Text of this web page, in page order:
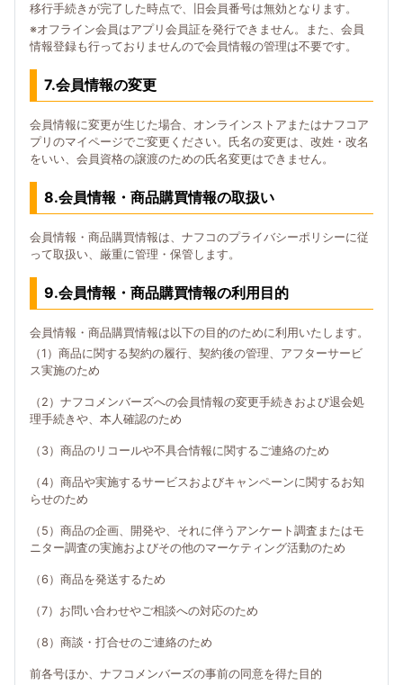
移行手続きが完了した時点で、旧会員番号は無効となります。
※オフライン会員はアプリ会員証を発行できません。また、会員
情報登録も行っておりませんので会員情報の管理は不要です。
7.会員情報の変更
会員情報に変更が生じた場合、オンラインストアまたはナフコア
プリのマイページでご変更ください。氏名の変更は、改姓・改名
をいい、会員資格の譲渡のための氏名変更はできません。
8.会員情報・商品購買情報の取扱い
会員情報・商品購買情報は、ナフコのプライバシーポリシーに従
って取扱い、厳重に管理・保管します。
9.会員情報・商品購買情報の利用目的
会員情報・商品購買情報は以下の目的のために利用いたします。
（1）商品に関する契約の履行、契約後の管理、アフターサービ
ス実施のため
（2）ナフコメンバーズへの会員情報の変更手続きおよび退会処
理手続きや、本人確認のため
（3）商品のリコールや不具合情報に関するご連絡のため
（4）商品や実施するサービスおよびキャンペーンに関するお知
らせのため
（5）商品の企画、開発や、それに伴うアンケート調査またはモ
ニター調査の実施およびその他のマーケティング活動のため
（6）商品を発送するため
（7）お問い合わせやご相談への対応のため
（8）商談・打合せのご連絡のため
前各号ほか、ナフコメンバーズの事前の同意を得た目的